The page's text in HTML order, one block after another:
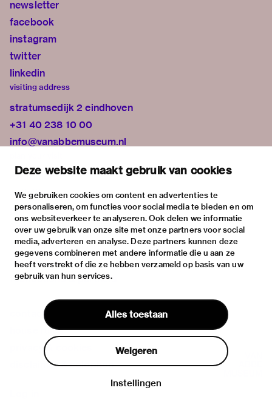
Deze website maakt gebruik van cookies
We gebruiken cookies om content en advertenties te
personaliseren, om functies voor social media te bieden en om
ons websiteverkeer te analyseren. Ook delen we informatie
over uw gebruik van onze site met onze partners voor social
media, adverteren en analyse. Deze partners kunnen deze
gegevens combineren met andere informatie die u aan ze
heeft verstrekt of die ze hebben verzameld op basis van uw
gebruik van hun services.
Alles toestaan
Weigeren
Instellingen
newsletter
facebook
instagram
twitter
linkedin
visiting address
stratumsedijk 2 eindhoven
+31 40 238 10 00
info@vanabbemuseum.nl
exhibitions
activities
practical information
about
the museum
the collection
foundations & partners
contact
house rules
privacy & cookies
disclaimer & colophon